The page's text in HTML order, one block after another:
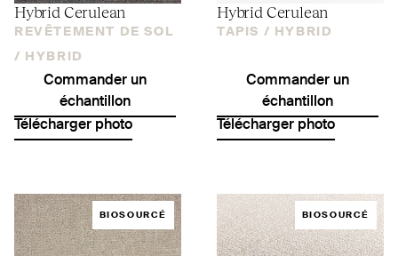
Hybrid Cerulean
REVÊTEMENT DE SOL
/
HYBRID
Commander un
échantillon
Télécharger photo
Hybrid Cerulean
TAPIS / HYBRID
Commander un
échantillon
Télécharger photo
BIOSOURCÉ BIOSOURCÉ